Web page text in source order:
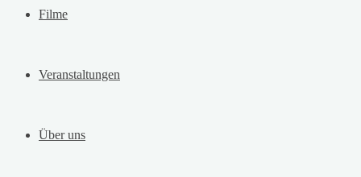
Filme
Veranstaltungen
Über uns